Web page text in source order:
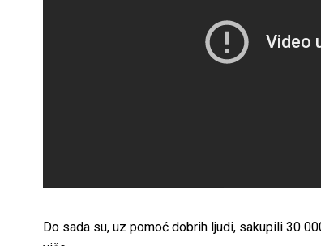
Do sada su, uz pomoć dobrih ljudi, sakupili 30